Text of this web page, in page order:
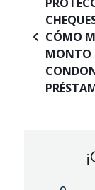
CÓMO
MONTO